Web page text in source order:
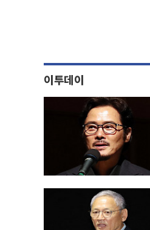
이투데이